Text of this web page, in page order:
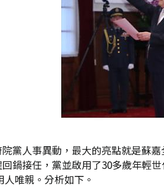
黨人事異動，最大的亮點就是蘇
鍋接任，黨並啟用了30多歲年輕
人唯親。分析如下。